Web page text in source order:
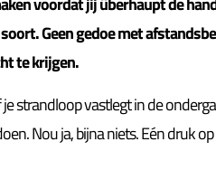
Geen gedoe met
te krijgen.
strandloop vastlegt in de
Nou ja, bijna niets. Eén druk